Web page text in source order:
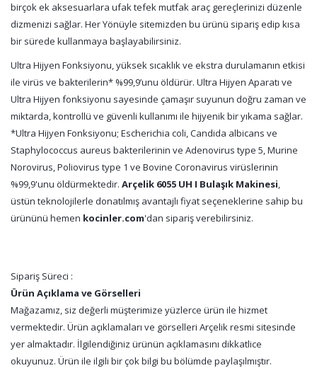
birçok ek aksesuarlara ufak tefek mutfak araç gereçlerinizi düzenle
dizmenizi sağlar. Her Yönüyle sitemizden bu ürünü sipariş edip kısa
bir sürede kullanmaya başlayabilirsiniz.
Ultra Hijyen Fonksiyonu, yüksek sıcaklık ve ekstra durulamanın etkisi
ile virüs ve bakterilerin* %99,9’unu öldürür. Ultra Hijyen Aparatı ve
Ultra Hijyen fonksiyonu sayesinde çamaşır suyunun doğru zaman ve
miktarda, kontrollü ve güvenli kullanımı ile hijyenik bir yıkama sağlar.
*Ultra Hijyen Fonksiyonu; Escherichia coli, Candida albicans ve
Staphylococcus aureus bakterilerinin ve Adenovirus type 5, Murine
Norovirus, Poliovirus type 1 ve Bovine Coronavirus virüslerinin
%99,9'unu öldürmektedir. Arçelik 6055 UH I Bulaşık Makinesi,
üstün teknolojilerle donatılmış avantajlı fiyat seçeneklerine sahip bu
ürününü hemen kocinler.com'dan sipariş verebilirsiniz.
Sipariş Süreci :
Ürün Açıklama ve Görselleri
Mağazamız, siz değerli müşterimize yüzlerce ürün ile hizmet
vermektedir. Ürün açıklamaları ve görselleri Arçelik resmi sitesinde
yer almaktadır. İlgilendiğiniz ürünün açıklamasını dikkatlice
okuyunuz. Ürün ile ilgili bir çok bilgi bu bölümde paylaşılmıştır.